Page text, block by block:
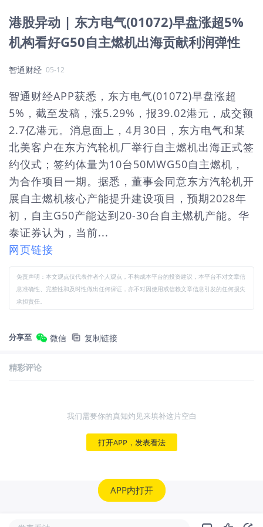
港股异动 | 东方电气(01072)早盘涨超5%
机构看好G50自主燃机出海贡献利润弹性
智通财经 05-12
智通财经APP获悉，东方电气(01072)早盘涨超
5%，截至发稿，涨5.29%，报39.02港元，成交额
2.7亿港元。消息面上，4月30日，东方电气和某
北美客户在东方汽轮机厂举行自主燃机出海正式签
约仪式；签约体量为10台50MWG50自主燃机，
为合作项目一期。据悉，董事会同意东方汽轮机开
展自主燃机核心产能提升建设项目，预期2028年
初，自主G50产能达到20-30台自主燃机产能。华
泰证券认为，当前...
网页链接
免责声明：本文观点仅代表作者个人观点，不构成本平台的投资建议，本平台不对文章信
息准确性、完整性和及时性做出任何保证，亦不对因使用或信赖文章信息引发的任何损失
承担责任。
分享至 微信 复制链接
精彩评论
我们需要你的真知灼见来填补这片空白
打开APP，发表看法
APP内打开